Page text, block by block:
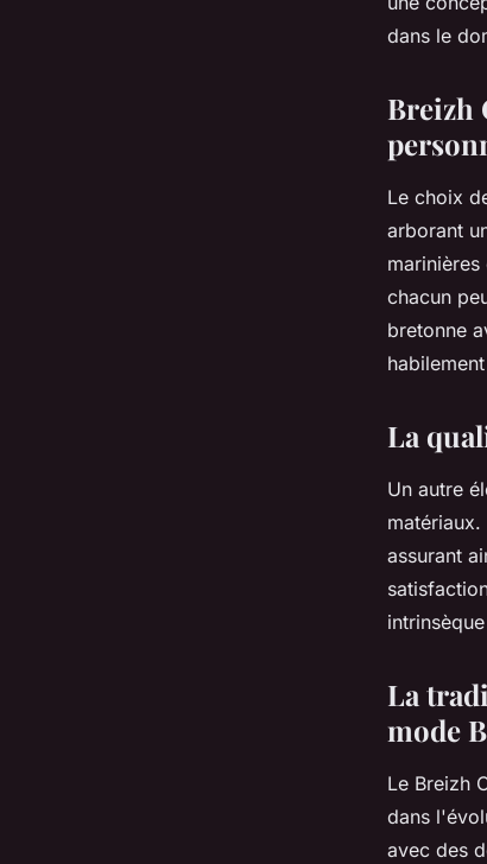
dans le
Breizh
Le choix
arborant
chacun
bretonne
La
Un autre
assurant
La
mode
Le Breizh
dans
avec des